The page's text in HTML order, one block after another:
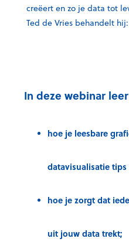
creëert en zo je data tot
Ted de Vries behandelt hij:
In deze webinar
hoe je leesbare
datavisualisatie tips
hoe je zorgt dat
uit jouw data trekt;